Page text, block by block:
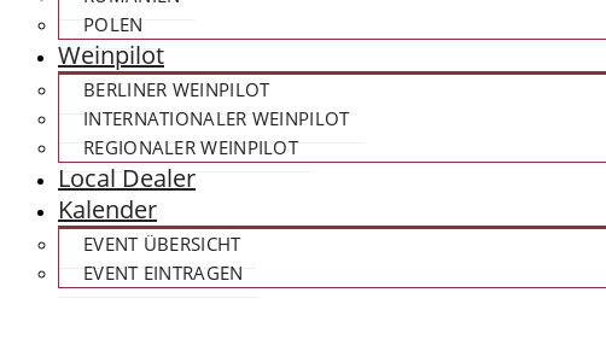
POLEN
Weinpilot
BERLINER WEINPILOT
INTERNATIONALER WEINPILOT
REGIONALER WEINPILOT
Local Dealer
Kalender
EVENT ÜBERSICHT
EVENT EINTRAGEN